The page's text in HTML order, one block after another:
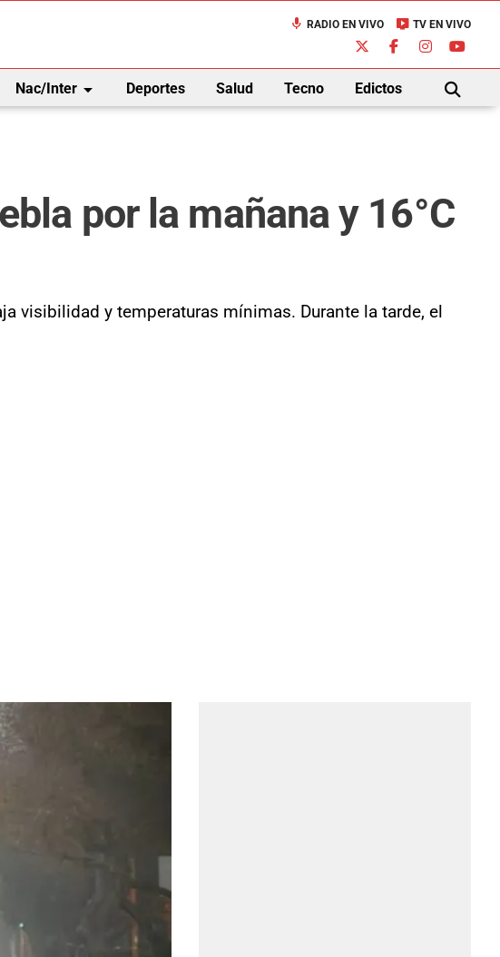
mic RADIO EN VIVO live_tv TV EN VIVO
Nac/Interarrow_drop_down Deportes Salud Tecno Edictos
BUSCAR
por la mañana y 16°C
visibilidad y temperaturas mínimas. Durante la tarde, el